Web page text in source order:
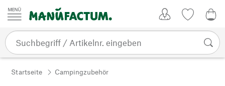
Zum Inhalt springen
Startseite Campingzubehör